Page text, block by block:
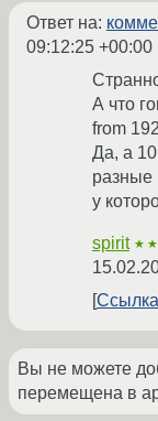
Ответ на:
09:12:25 +00:00
А что
from
Да, а
разные
у
spirit
Ссылка
Вы не можете
перемещена в